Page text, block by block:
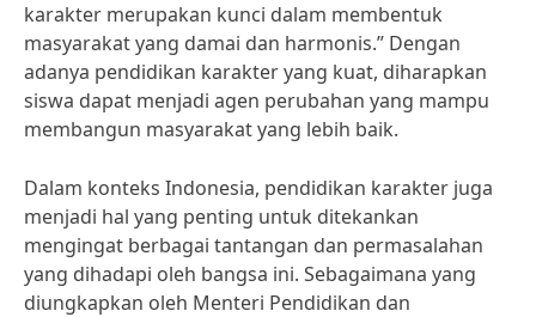
karakter merupakan kunci dalam membentuk
masyarakat yang damai dan harmonis.” Dengan
adanya pendidikan karakter yang kuat, diharapkan
siswa dapat menjadi agen perubahan yang mampu
membangun masyarakat yang lebih baik.
Dalam konteks Indonesia, pendidikan karakter juga
menjadi hal yang penting untuk ditekankan
mengingat berbagai tantangan dan permasalahan
yang dihadapi oleh bangsa ini. Sebagaimana yang
diungkapkan oleh Menteri Pendidikan dan